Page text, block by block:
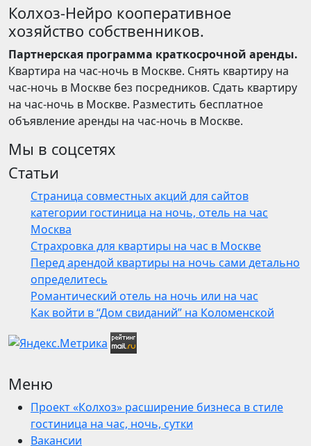
Колхоз-Нейро кооперативное
хозяйство собственников.
Партнерская программа краткосрочной аренды.
Квартира на час-ночь в Москве. Снять квартиру на
час-ночь в Москве без посредников. Сдать квартиру
на час-ночь в Москве. Разместить бесплатное
объявление аренды на час-ночь в Москве.
Мы в соцсетях
Статьи
Страница совместных акций для сайтов
категории гостиница на ночь, отель на час
Москва
Страхровка для квартиры на час в Москве
Перед арендой квартиры на ночь сами детально
определитесь
Романтический отель на ночь или на час
Как войти в “Дом свиданий” на Коломенской
Меню
Проект «Колхоз» расширение бизнеса в стиле
гостиница на час, ночь, сутки
Вакансии